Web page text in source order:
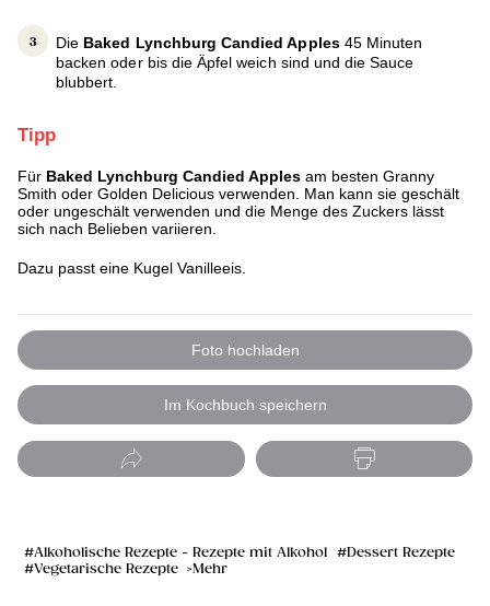
Die Baked Lynchburg Candied Apples45 Minuten
backen oder bis die Äpfel weich sind und die Sauce
blubbert.
Tipp
Für Baked Lynchburg Candied Apples am besten Granny
Smith oder Golden Delicious verwenden. Man kann sie geschält
oder ungeschält verwenden und die Menge des Zuckers lässt
sich nach Belieben variieren.
Dazu passt eine Kugel Vanilleeis.
Foto hochladen
Im Kochbuch speichern
Alkoholische Rezepte - Rezepte mit Alkohol
Dessert Rezepte
Vegetarische Rezepte
Mehr